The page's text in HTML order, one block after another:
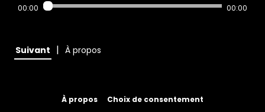
00:00 00:00
Suivant | À propos
À propos Choix de consentement